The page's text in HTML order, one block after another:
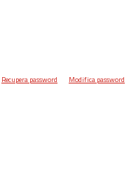
Recupera password Modifica password